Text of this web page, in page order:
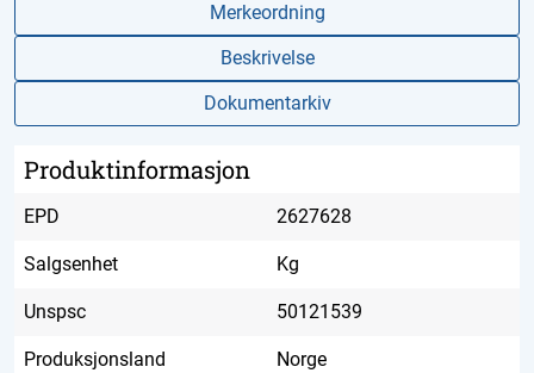
Merkeordning
Beskrivelse
Dokumentarkiv
Produktinformasjon
EPD 2627628
Salgsenhet Kg
Unspsc 50121539
Produksjonsland Norge